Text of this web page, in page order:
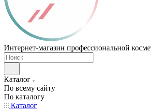
Интернет-магазин профессиональной
Каталог
По всему сайту
По каталогу
Каталог